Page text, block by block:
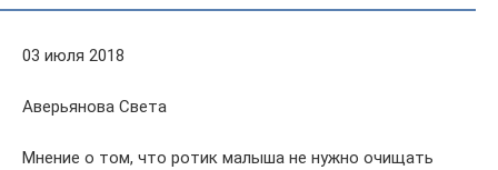
03 июля 2018
Аверьянова Света
Мнение о том, что ротик малыша не нужно очищать